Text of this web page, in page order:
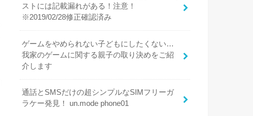
ストには記載漏れがある！注意！
※2019/02/28修正確認済み
ゲームをやめられない子どもにしたくない…
我家のゲームに関する親子の取り決めをご紹
介します
通話とSMSだけの超シンプルなSIMフリーガ
ラケー発見！ un.mode phone01